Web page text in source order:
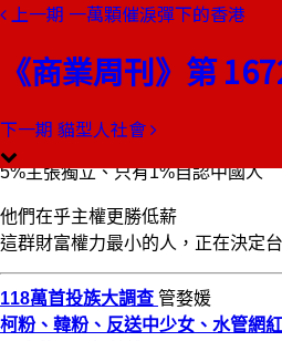
上一期 一萬顆催淚彈下的香港
《商業周刊》第
下一期 貓型人社會
本期目錄
118萬首投族大調
5%主張獨立、只有1%自認中國人
他們在乎主權更勝低薪
這群財富權力最小的人，正在決定
118萬首投族大調查 管婺媛
柯粉、韓粉、反送中少女、水管網